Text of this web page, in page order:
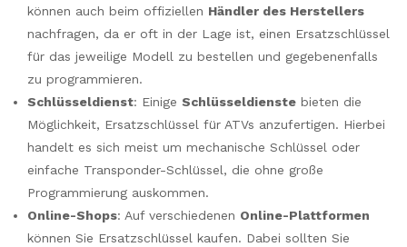
können auch beim offiziellen Händler des Herstellers
nachfragen, da er oft in der Lage ist, einen Ersatzschlüssel
für das jeweilige Modell zu bestellen und gegebenenfalls
zu programmieren.
Schlüsseldienst: Einige Schlüsseldienste bieten die
Möglichkeit, Ersatzschlüssel für ATVs anzufertigen. Hierbei
handelt es sich meist um mechanische Schlüssel oder
einfache Transponder-Schlüssel, die ohne große
Programmierung auskommen.
Online-Shops: Auf verschiedenen Online-Plattformen
können Sie Ersatzschlüssel kaufen. Dabei sollten Sie